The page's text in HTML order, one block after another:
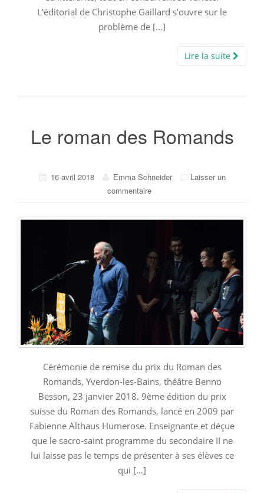
L’éditorial de Christophe Gaillard s’ouvre sur le
problème de […]
Lire la suite
Le roman des Romands
16 avril 2018 Emma Schneider
Laisser un
commentaire
Cérémonie de remise du prix du Roman des
Romands, Yverdon-les-Bains, théâtre Benno
Besson, 23 janvier 2018. 9ème édition du prix
suisse du Roman des Romands, lancé en 2009 par
Fabienne Althaus Humerose. Enseignante et déçue
que le sacro-saint programme du secondaire II ne
lui laisse pas le temps de présenter à ses élèves ce
qui […]